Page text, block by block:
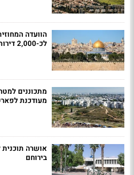
הוועדה
לכ-2,000 דירות בי-ם
מתכוננים
מעודכנת
אושרה
בירוחם